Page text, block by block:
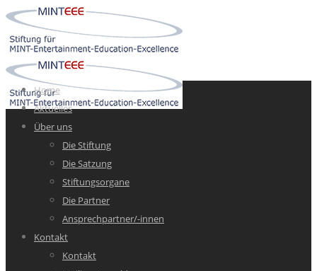
Home
Aktuelles
Über uns
Die Stiftung
Die Satzung
Stiftungsorgane
Die Partner
Ansprechpartner/-innen
Kontakt
Kontakt